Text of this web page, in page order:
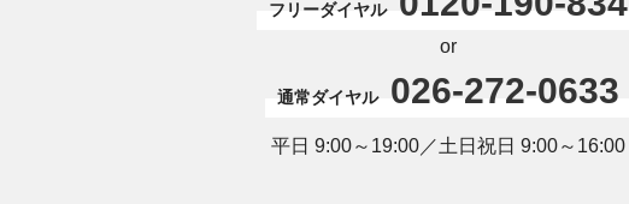
フリーダイヤル
or
通常ダイヤル 026-272-0633
平日 9:00～19:00／土日祝日 9:00～16:00